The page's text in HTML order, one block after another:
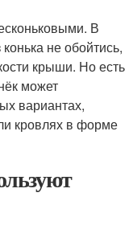
В
не обойтись,
крыши. Но есть
может
вариантах,
кровлях в форме